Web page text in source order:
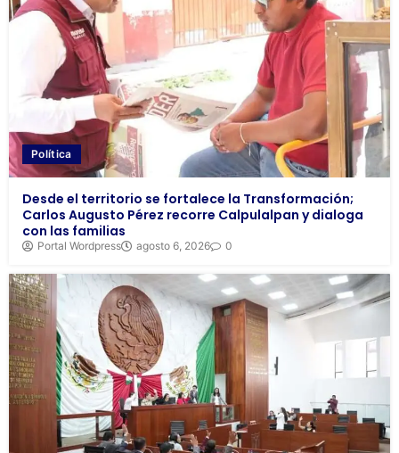
Política
Desde el territorio se fortalece la Transformación;
Carlos Augusto Pérez recorre Calpulalpan y dialoga
con las familias
Portal Wordpress agosto 6, 2026 0